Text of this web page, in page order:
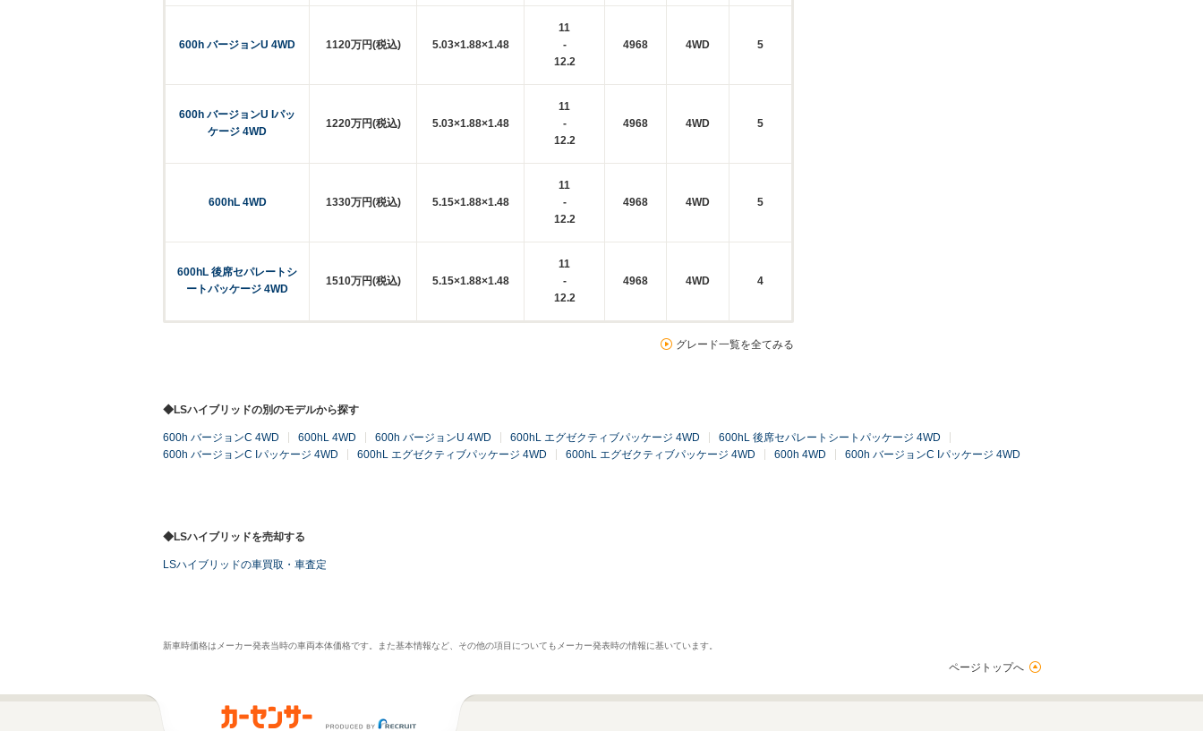
600h バージョンU 4WD 1120万円(税込) 5.03×1.88×1.48
11
-
12.2
4968 4WD 5
600h バージョンU Iパッ
ケージ 4WD
1220万円(税込) 5.03×1.88×1.48
11
-
12.2
4968 4WD 5
600hL 4WD 1330万円(税込) 5.15×1.88×1.48
11
-
12.2
4968 4WD 5
600hL 後席セパレートシ
ートパッケージ 4WD
1510万円(税込) 5.15×1.88×1.48
11
-
12.2
4968 4WD 4
グレード一覧を全てみる
◆LSハイブリッドの別のモデルから探す
600h バージョンC 4WD 600hL 4WD 600h バージョンU 4WD 600hL エグゼクティブパッケージ 4WD
600hL 後席セパレートシートパッケージ 4WD
600h バージョンC Iパッケージ 4WD
600hL エグゼクティブパッケージ 4WD 600hL エグゼクティブパッケージ 4WD 600h 4WD 600h バージョンC Iパッケージ 4WD
◆LSハイブリッドを売却する
LSハイブリッドの車買取・車査定
新車時価格はメーカー発表当時の車両本体価格です。また基本情報など、その他の項目についてもメーカー発表時の情報に基いています。
ページトップへ